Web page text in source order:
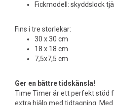
Fickmodell: skyddslock
Fins i tre storlekar:
30 x 30 cm
18 x 18 cm
7,5x7,5 cm
Ger en bättre tidskänsla!
Time Timer är ett perfekt stöd
extra hjälp med tidtagning.